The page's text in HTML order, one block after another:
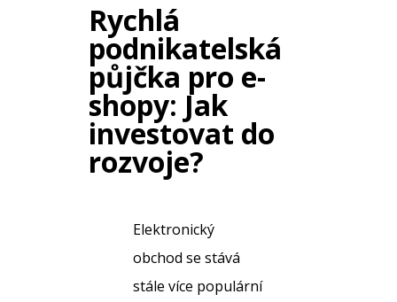
Rychlá
podnikatelská
půjčka pro e-
shopy: Jak
investovat do
rozvoje?
Elektronický
obchod se stává
stále více populární